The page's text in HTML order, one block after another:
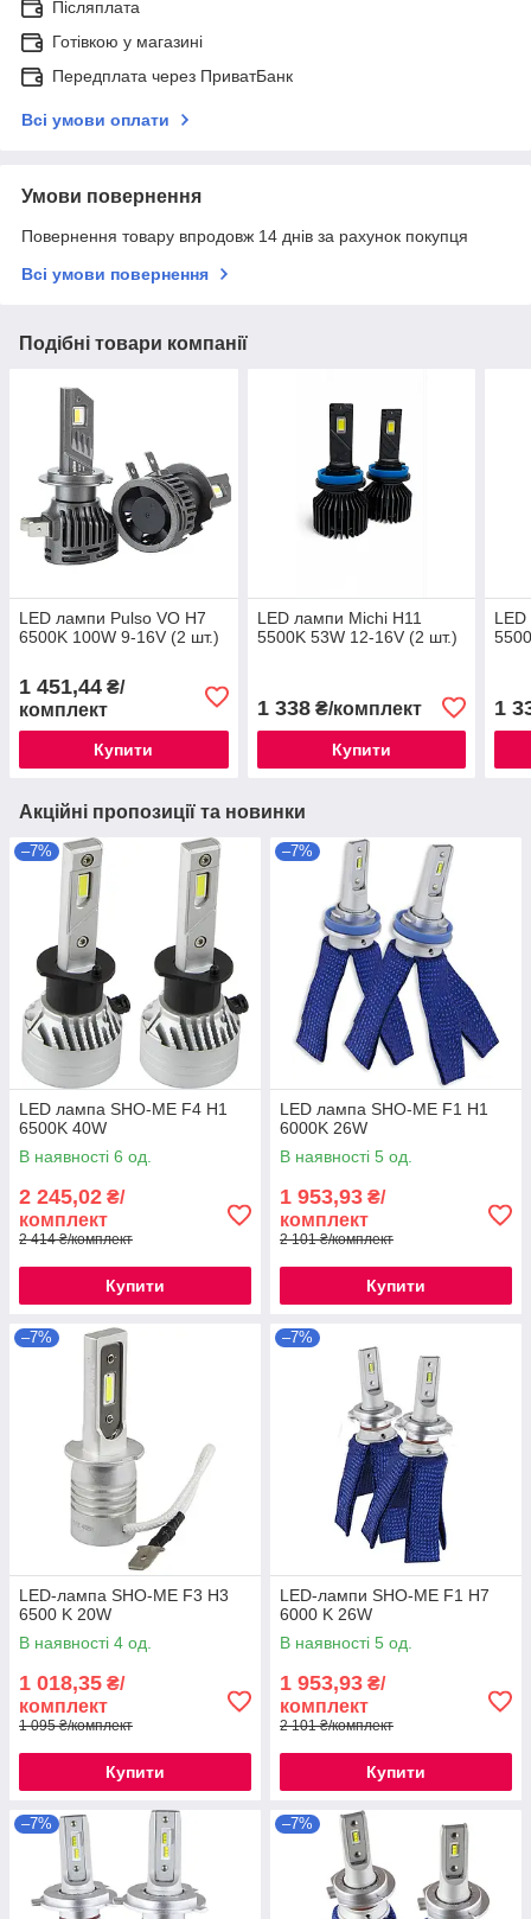
Післяплата
Готівкою у магазині
Передплата через ПриватБанк
Всі умови оплати
Умови повернення
Повернення товару впродовж 14 днів за рахунок покупця
Всі умови повернення
Подібні товари компанії
LED лампи Pulso VO H7
6500K 100W 9-16V (2 шт.)
1 451,44 ₴/
комплект
Купити
LED лампи Michi H11
5500K 53W 12-16V (2 шт.)
1 338₴/комплект
Купити
1
Акційні пропозиції та новинки
–7%
LED лампа SHO-ME F4 H1
6500K 40W
В наявності 6 од.
2 245,02 ₴/
комплект
2 414 ₴/комплект
Купити
–7%
LED лампа SHO-ME F1 H1
6000K 26W
В наявності 5 од.
1 953,93 ₴/
комплект
2 101 ₴/комплект
Купити
–7%
LED-лампа SHO-ME F3 H3
6500 K 20W
В наявності 4 од.
1 018,35 ₴/
комплект
1 095 ₴/комплект
Купити
–7%
LED-лампи SHO-ME F1 H7
6000 K 26W
В наявності 5 од.
1 953,93 ₴/
комплект
2 101 ₴/комплект
Купити
–7% –7%